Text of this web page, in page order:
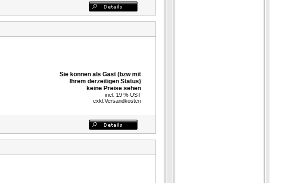
Sie können als Gast (bzw mit
Ihrem derzeitigen Status)
keine Preise sehen
incl. 19 % UST
exkl. Versandkosten